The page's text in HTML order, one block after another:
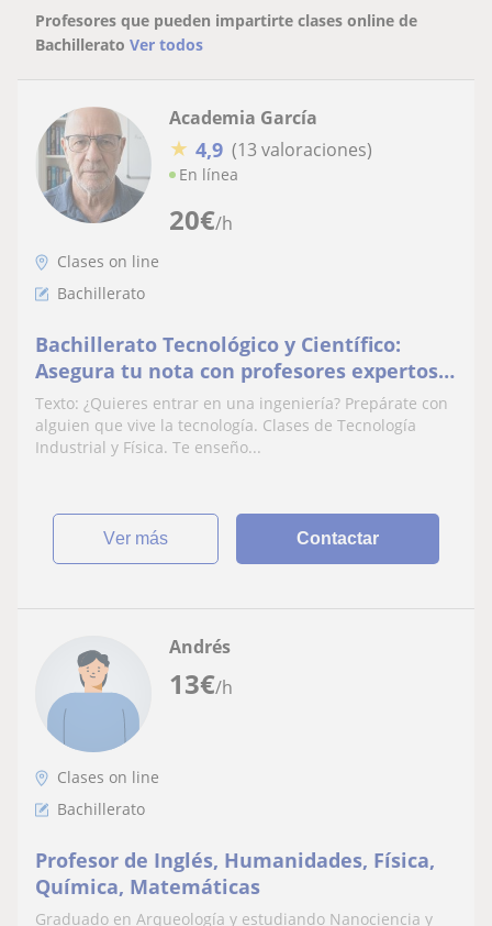
Profesores que pueden impartirte clases online de
Bachillerato Ver todos
20€/h
Academia García
★ 4,9 (13 valoraciones)
En línea
Clases on line
Bachillerato
Bachillerato Tecnológico y Científico:
Asegura tu nota con profesores expertos
en ingenieria
Texto: ¿Quieres entrar en una ingeniería? Prepárate con
alguien que vive la tecnología. Clases de Tecnología
Industrial y Física. Te enseño...
ver más Contactar
13€/h
Andrés
Clases on line
Bachillerato
Profesor de Inglés, Humanidades, Física,
Química, Matemáticas
Graduado en Arqueología y estudiando Nanociencia y